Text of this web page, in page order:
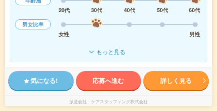
20代
30代 40代 50代
60代
男女比率
女性
男性
もっと見る
気になる! 応募へ進む 詳しく見る
派遣会社 ケアスタッフィング株式会社